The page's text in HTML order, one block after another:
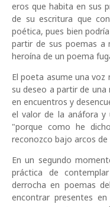
eros que habita en sus
de su escritura que
poética, pues bien
partir de sus poemas a
heroína de un poema
El poeta asume una
su deseo a partir de
en encuentros y
el valor de la anáfora y
"porque como he
reconozco bajo arcos
En un segundo
práctica de
derrocha en poemas
encontrar presentes